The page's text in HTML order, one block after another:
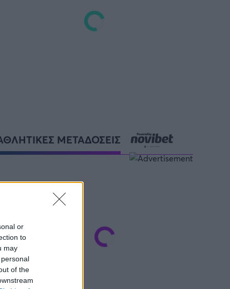
or
to
may
of the
ΜΕΤΑΔΟΣΕΙΣ